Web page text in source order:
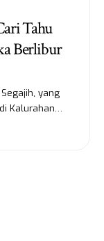
Tahu
Berlibur
yang
Kalurahan…